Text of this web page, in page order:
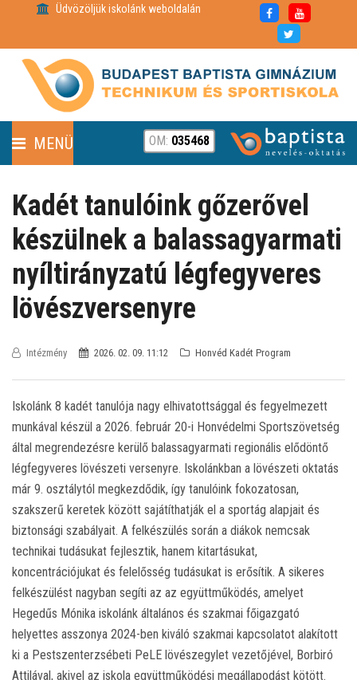
Üdvözöljük iskolánk weboldalán
MENÜ
HÍREK
RÓLUNK
PARTNEREINK
CSENGETÉSI REND
E-NAPLÓ
KAPCSOLAT
TÁJÉKOZTATÓ ÉS IDŐPONTOK A 2026/2027-ES TANÉVRE
FELVÉTELIZŐ DIÁKOK SZÁMÁRA
IDEIGLENES FELVÉTELI RANGSOR A 2026/2027-ES TANÉVRE
JAVÍTÓVIZSGÁK
REGISZTRÁCIÓ ÉRETTSÉGI BETEKINTÉSHEZ
PÁLYAALKALMASSÁGI GYAKORLATI FELADATSOR
OM: 035468
Kadét tanulóink gőzerővel
készülnek a balassagyarmati
nyíltirányzatú légfegyveres
lövészversenyre
Intézmény 2026. 02. 09. 11:12 Honvéd Kadét Program
Iskolánk 8 kadét tanulója nagy elhivatottsággal és fegyelmezett
munkával készül a 2026. február 20-i Honvédelmi Sportszövetség
által megrendezésre kerülő balassagyarmati regionális elődöntő
légfegyveres lövészeti versenyre. Iskolánkban a lövészeti oktatás
már 9. osztálytól megkezdődik, így tanulóink fokozatosan,
szakszerű keretek között sajátíthatják el a sportág alapjait és
biztonsági szabályait. A felkészülés során a diákok nemcsak
technikai tudásukat fejlesztik, hanem kitartásukat,
koncentrációjukat és felelősség tudásukat is erősítik. A sikeres
felkészülést nagyban segíti az az együttműködés, amelyet
Hegedűs Mónika iskolánk általános és szakmai főigazgató
helyettes asszonya 2024-ben kiváló szakmai kapcsolatot alakított
ki a Pestszenterzsébeti PeLE lövészegylet vezetőjével, Borbiró
Attilával, akivel az iskola együttműködési megállapodást kötött.